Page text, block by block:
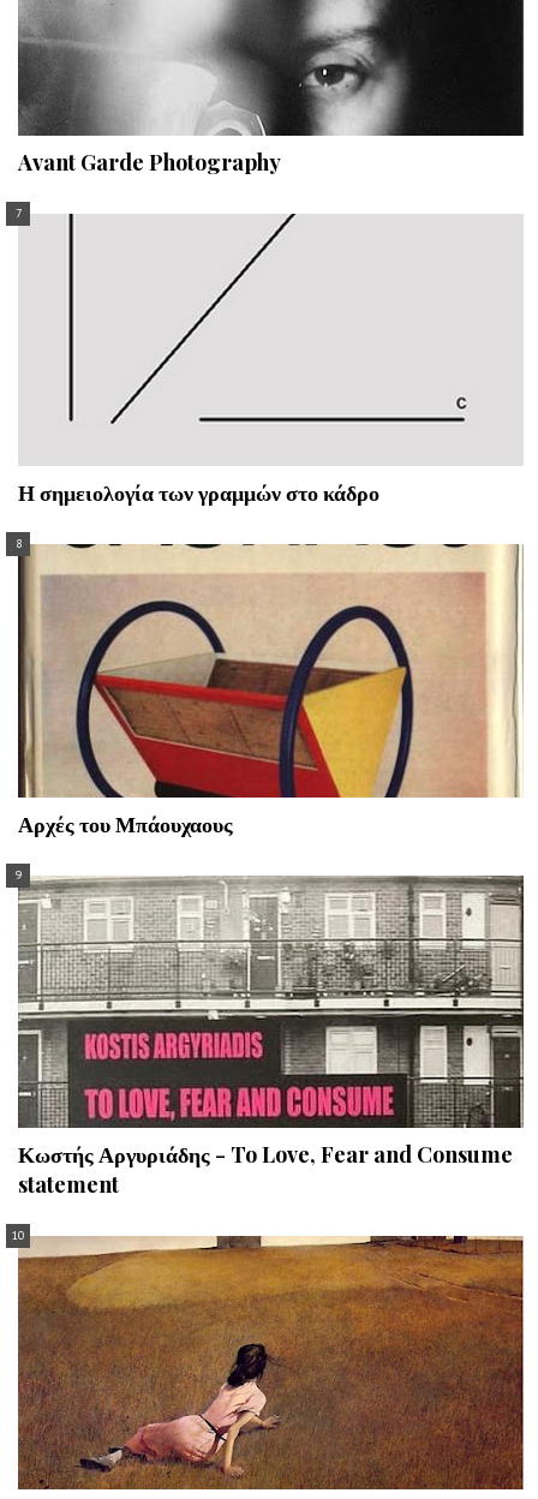
Avant Garde Photography
Η σημειολογία των γραμμών στο κάδρο
Αρχές του Μπάουχαους
Κωστής Αργυριάδης - To Love, Fear and Consume
statement